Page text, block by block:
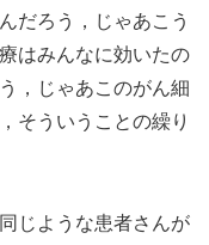
だろう，じゃあこう
はみんなに効いたの
，じゃあこのがん細
そういうことの繰り
じような患者さんが